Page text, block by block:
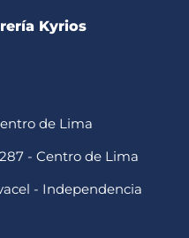
Kyrios
de Lima
- Centro de Lima
- Independencia